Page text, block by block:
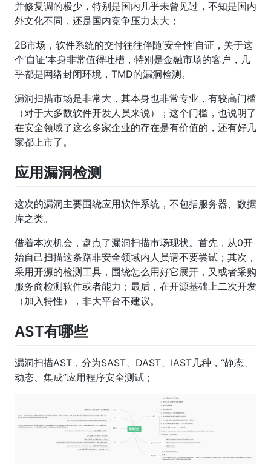
并修复调的极少，特别是国内几乎未曾见过，不知是国内
外文化不同，还是国内竞争压力太大；
2B市场，软件系统的交付往往伴随‘安全性’自证，关于这
个‘自证’本身非常值得吐槽，特别是金融市场的客户，几
乎都是网络封闭环境，TMD的漏洞检测。
漏洞扫描市场是非常大，其本身也非常专业，有较高门槛
（对于大多数软件开发人员来说）；这个门槛，也说明了
在安全领域了这么多家企业的存在是有价值的，还有好几
家都上市了。
应用漏洞检测
这次的漏洞主要围绕应用软件系统，不包括服务器、数据
库之类。
借着本次机会，盘点了漏洞扫描市场现状。首先，从0开
始自己扫描这条路非安全领域内人员请不要尝试；其次，
采用开源的检测工具，围绕怎么用好它展开，又或者采购
服务商检测软件或者能力；最后，在开源基础上二次开发
（加入特性），非大平台不建议。
AST有哪些
漏洞扫描AST，分为SAST、DAST、IAST几种，“静态、
动态、集成”应用程序安全测试；